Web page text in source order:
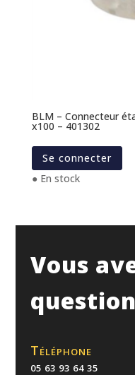
BLM – Connecteur
x100 – 401302
Se connecter
● En stock
Vous
Téléphone
05 63 93 64 35